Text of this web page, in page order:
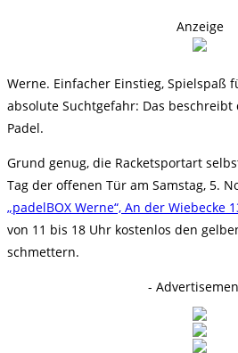
Anzeige
Werne. Einfacher Einstieg, Spielspaß
absolute Suchtgefahr: Das
Padel.
Grund genug, die Racketsportart
Tag der offenen Tür am Samstag, 5.
„padelBOX Werne“, An der Wiebecke
von 11 bis 18 Uhr kostenlos den
schmettern.
-